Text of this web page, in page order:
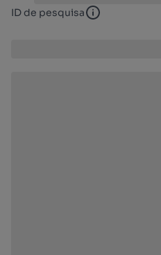
ID de pesquisa ID de pesquisa